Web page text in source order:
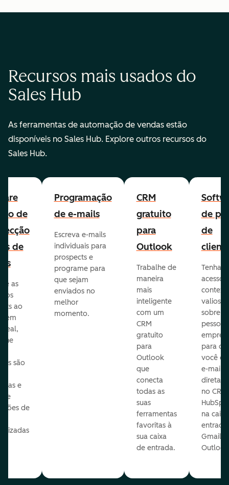
Recursos mais usados do
Sales Hub
As ferramentas de automação de vendas estão
disponíveis no Sales Hub. Explore outros recursos do
Sales Hub.
de
de
as
ao
em
real,
são
e
de
Programação
de e-mails
Escreva e-mails
individuais para
prospects e
programe para
que sejam
enviados no
melhor
momento.
CRM
gratuito
para
Outlook
Trabalhe de
maneira
mais
inteligente
com um
CRM
gratuito
para
Outlook
que
conecta
todas as
suas
ferramentas
favoritas à
sua caixa
de entrada.
de
de
Tenha
acesso
valioso
sobre as
para
você
e-mails
no
na
Gmail